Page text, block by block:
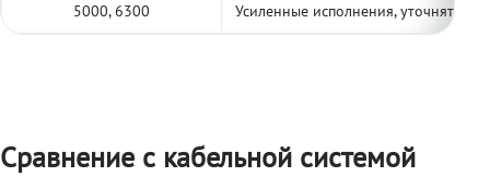
5000, 6300 Усиленные исполнения, уточнять по
Сравнение с кабельной системой